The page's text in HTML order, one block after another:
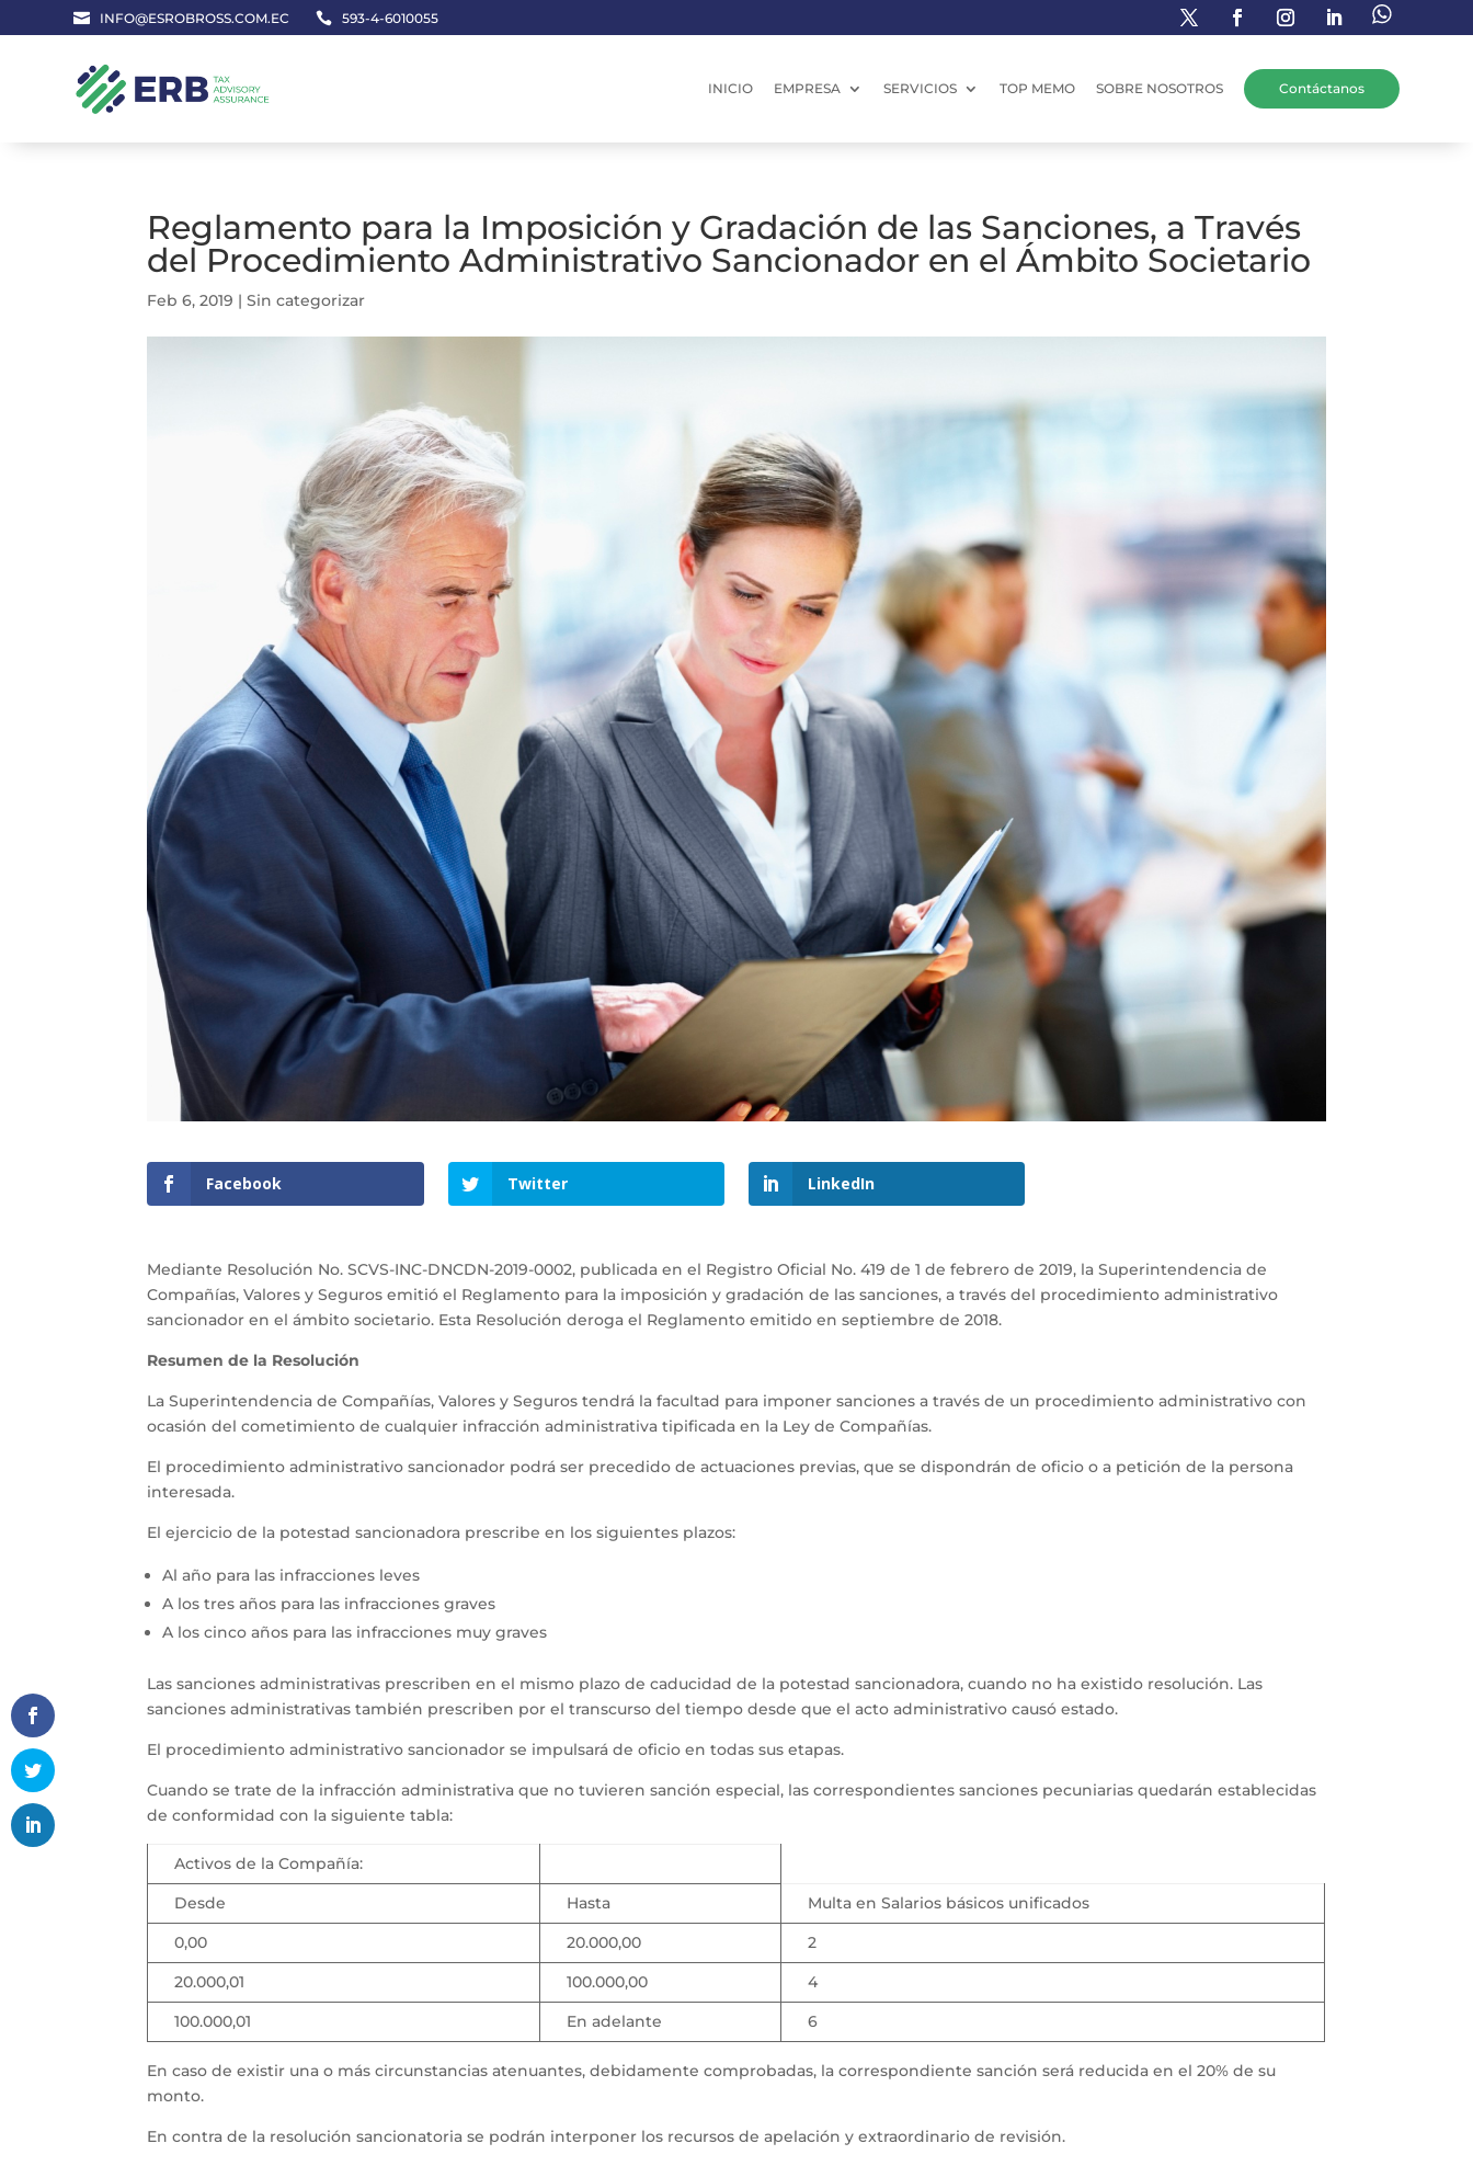
 INFO@ESROBROSS.COM.EC  593-4-6010055
INICIO EMPRESA SERVICIOS TOP MEMO SOBRE NOSOTROS Contáctanos
Reglamento para la Imposición y Gradación de las Sanciones, a Través
del Procedimiento Administrativo Sancionador en el Ámbito Societario
Feb 6, 2019 |Sin categorizar
Facebook Twitter LinkedIn
Mediante Resolución No. SCVS-INC-DNCDN-2019-0002, publicada en el Registro Oficial No. 419 de 1 de febrero de 2019, la Superintendencia de
Compañías, Valores y Seguros emitió el Reglamento para la imposición y gradación de las sanciones, a través del procedimiento administrativo
sancionador en el ámbito societario. Esta Resolución deroga el Reglamento emitido en septiembre de 2018.
Resumen de la Resolución
La Superintendencia de Compañías, Valores y Seguros tendrá la facultad para imponer sanciones a través de un procedimiento administrativo con
ocasión del cometimiento de cualquier infracción administrativa tipificada en la Ley de Compañías.
El procedimiento administrativo sancionador podrá ser precedido de actuaciones previas, que se dispondrán de oficio o a petición de la persona
interesada.
El ejercicio de la potestad sancionadora prescribe en los siguientes plazos:
Al año para las infracciones leves
A los tres años para las infracciones graves
A los cinco años para las infracciones muy graves
Las sanciones administrativas prescriben en el mismo plazo de caducidad de la potestad sancionadora, cuando no ha existido resolución. Las
sanciones administrativas también prescriben por el transcurso del tiempo desde que el acto administrativo causó estado.
El procedimiento administrativo sancionador se impulsará de oficio en todas sus etapas.
Cuando se trate de la infracción administrativa que no tuvieren sanción especial, las correspondientes sanciones pecuniarias quedarán establecidas
de conformidad con la siguiente tabla:
Activos de la Compañía:
Desde
Hasta
Multa en Salarios básicos unificados
0,00
20.000,00
2
20.000,01
100.000,00
4
100.000,01
En adelante 6
En caso de existir una o más circunstancias atenuantes, debidamente comprobadas, la correspondiente sanción será reducida en el 20% de su
monto.
En contra de la resolución sancionatoria se podrán interponer los recursos de apelación y extraordinario de revisión.